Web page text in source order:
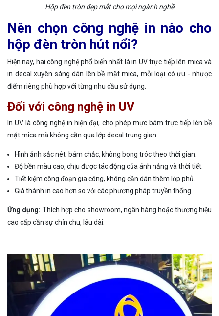
Hộp đèn tròn đẹp mắt cho mọi ngành nghề
Nên chọn công nghệ in nào cho
hộp đèn tròn hút nổi?
Hiện nay, hai công nghệ phổ biến nhất là in UV trực tiếp lên mica và
in decal xuyên sáng dán lên bề mặt mica, mỗi loại có ưu - nhược
điểm riêng phù hợp với từng nhu cầu sử dụng.
Đối với công nghệ in UV
In UV là công nghệ in hiện đại, cho phép mực bám trực tiếp lên bề
mặt mica mà không cần qua lớp decal trung gian.
Hình ảnh sắc nét, bám chắc, không bong tróc theo thời gian.
Độ bền màu cao, chịu được tác động của ánh nắng và thời tiết.
Tiết kiệm công đoạn gia công, không cần dán thêm lớp phủ.
Giá thành in cao hơn so với các phương pháp truyền thống.
Ứng dụng: Thích hợp cho showroom, ngân hàng hoặc thương hiệu
cao cấp cần sự chỉn chu, lâu dài.